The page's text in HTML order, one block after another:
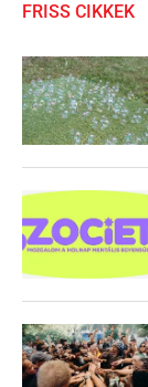
FRISS CIKKEK